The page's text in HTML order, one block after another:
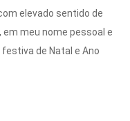
elevado sentido de
em meu nome pessoal e
de Natal e Ano